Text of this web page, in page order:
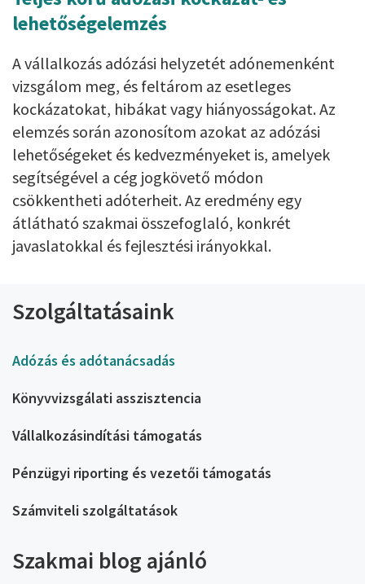
lehetőségelemzés
A vállalkozás adózási helyzetét adónemenként
vizsgálom meg, és feltárom az esetleges
kockázatokat, hibákat vagy hiányosságokat. Az
elemzés során azonosítom azokat az adózási
lehetőségeket és kedvezményeket is, amelyek
segítségével a cég jogkövető módon
csökkentheti adóterheit. Az eredmény egy
átlátható szakmai összefoglaló, konkrét
javaslatokkal és fejlesztési irányokkal.
Szolgáltatásaink
Adózás és adótanácsadás
Könyvvizsgálati asszisztencia
Vállalkozásindítási támogatás
Pénzügyi riporting és vezetői támogatás
Számviteli szolgáltatások
Szakmai blog ajánló